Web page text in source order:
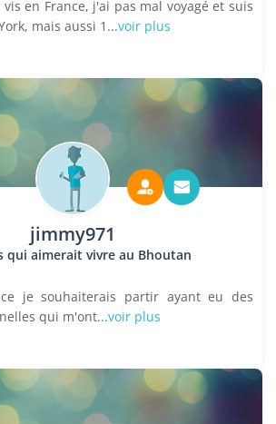
en France, j'ai pas mal voyagé et suis
mais aussi 1...voir plus
jimmy971
qui aimerait vivre au Bhoutan
je souhaiterais partir ayant eu des
qui m'ont...voir plus